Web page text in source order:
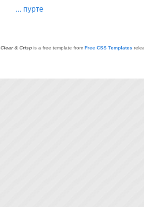
... пурте
Clear & Crisp is a free template from Free CSS Templates